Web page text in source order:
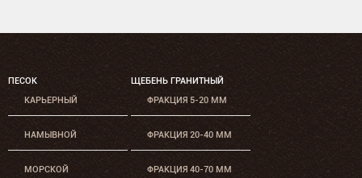
ПЕСОК
КАРЬЕРНЫЙ
НАМЫВНОЙ
МОРСКОЙ
ЩЕБЕНЬ ГРАНИТНЫЙ
ФРАКЦИЯ 5-20 ММ
ФРАКЦИЯ 20-40 ММ
ФРАКЦИЯ 40-70 ММ